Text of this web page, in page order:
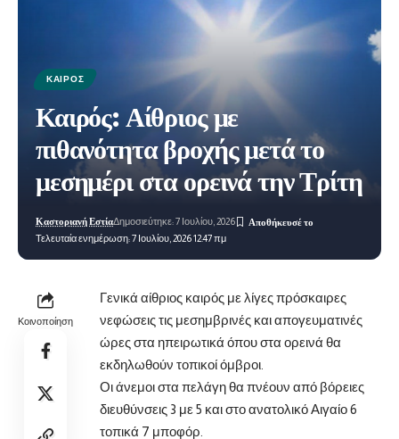
ΚΑΙΡΌΣ
Καιρός: Αίθριος με
πιθανότητα βροχής μετά το
μεσημέρι στα ορεινά την Τρίτη
Τελευταία ενημέρωση: 7 Ιουλίου, 2026 12:47 πμ
Καστοριανή ΕστίαΔημοσιεύτηκε: 7 Ιουλίου, 2026
Κοινοποίηση
Γενικά αίθριος καιρός με λίγες πρόσκαιρες
νεφώσεις τις μεσημβρινές και απογευματινές
ώρες στα ηπειρωτικά όπου στα ορεινά θα
εκδηλωθούν τοπικοί όμβροι.
Οι άνεμοι στα πελάγη θα πνέουν από βόρειες
διευθύνσεις 3 με 5 και στο ανατολικό Αιγαίο 6
τοπικά 7 μποφόρ.